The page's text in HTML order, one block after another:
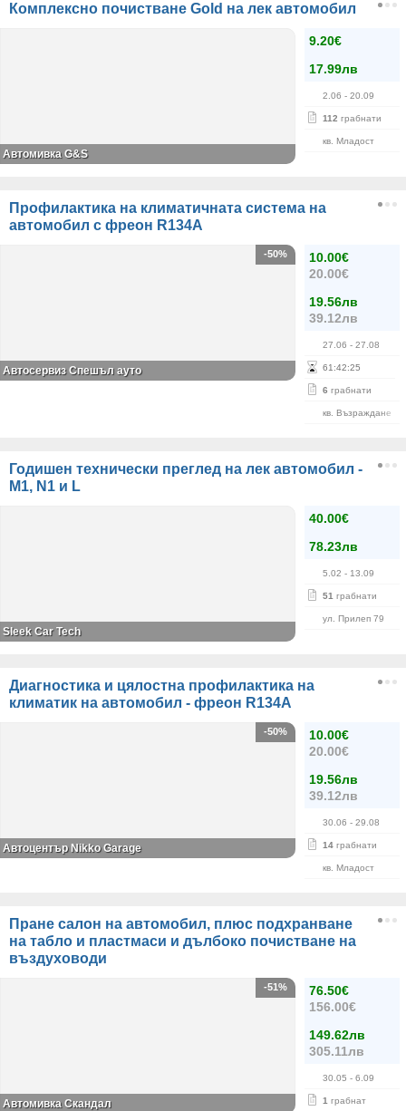
Комплексно почистване Gold на лек автомобил
9.20€
17.99лв
2.06 - 20.09
112 грабнати
кв. Младост
Автомивка G&S
Профилактика на климатичната система на
автомобил с фреон R134А
10.00€
20.00€
19.56лв
39.12лв
27.06 - 27.08
61 :42:25
6 грабнати
кв. Възраждане
-50%
Автосервиз Спешъл ауто
Годишен технически преглед на лек автомобил -
M1, N1 и L
40.00€
78.23лв
5.02 - 13.09
51 грабнати
ул. Прилеп 79
Sleek Car Tech
Диагностика и цялостна профилактика на
климатик на автомобил - фреон R134А
10.00€
20.00€
19.56лв
39.12лв
30.06 - 29.08
14 грабнати
кв. Младост
-50%
Автоцентър Nikko Garage
Пране салон на автомобил, плюс подхранване
на табло и пластмаси и дълбоко почистване на
въздуховоди
76.50€
156.00€
149.62лв
305.11лв
30.05 - 6.09
1 грабнат
-51%
Автомивка Скандал